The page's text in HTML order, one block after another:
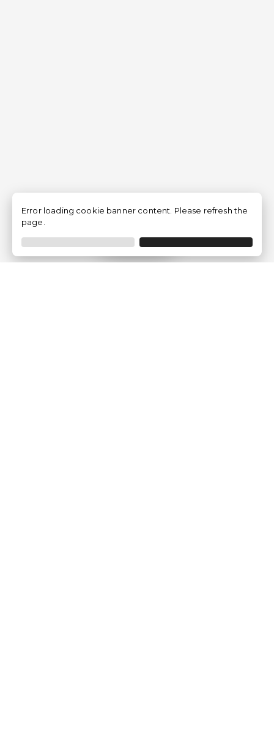
Filtrer
Error loading cookie banner content. Please refresh the
page.